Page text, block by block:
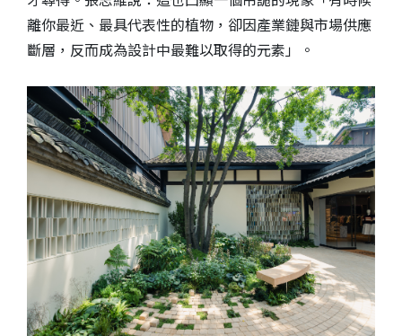
離你最近、最具代表性的植物，卻因產業鏈與市場供應
斷層，反而成為設計中最難以取得的元素」。